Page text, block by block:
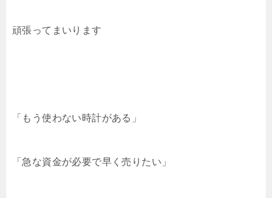
頑張ってまいります
「もう使わない時計がある」
「急な資金が必要で早く売りたい」